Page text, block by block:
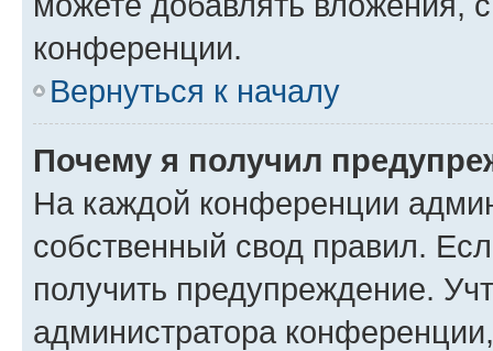
конференции.
Вернуться к началу
Почему я получил
На каждой конференции
собственный свод правил.
получить предупреждение.
администратора